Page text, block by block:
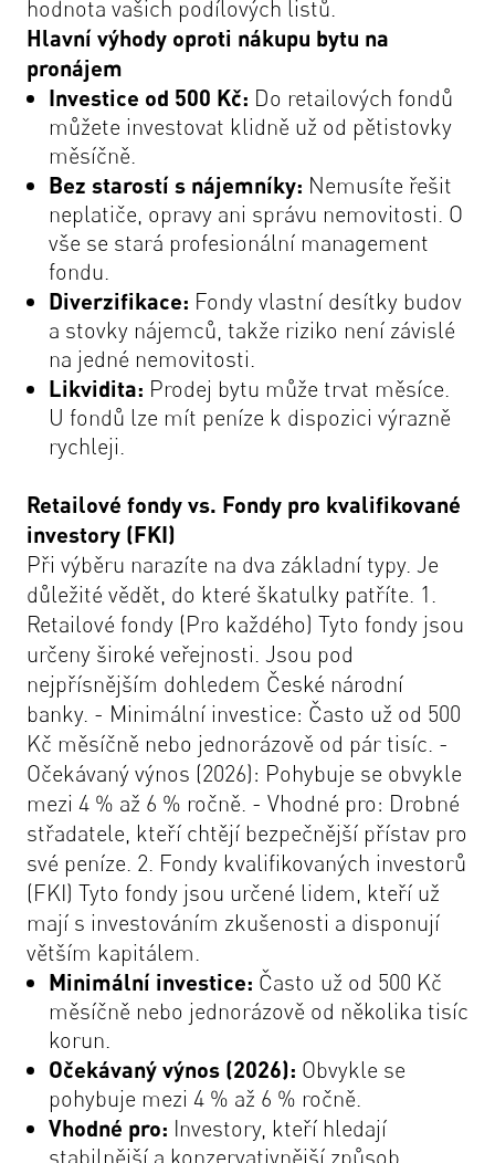
hodnota vašich podílových listů.
Hlavní výhody oproti nákupu bytu na
pronájem
Investice od 500 Kč: Do retailových fondů
můžete investovat klidně už od pětistovky
měsíčně.
Bez starostí s nájemníky: Nemusíte řešit
neplatiče, opravy ani správu nemovitosti. O
vše se stará profesionální management
fondu.
Diverzifikace: Fondy vlastní desítky budov
a stovky nájemců, takže riziko není závislé
na jedné nemovitosti.
Likvidita: Prodej bytu může trvat měsíce.
U fondů lze mít peníze k dispozici výrazně
rychleji.
Retailové fondy vs. Fondy pro kvalifikované
investory (FKI)
Při výběru narazíte na dva základní typy. Je
důležité vědět, do které škatulky patříte. 1.
Retailové fondy (Pro každého) Tyto fondy jsou
určeny široké veřejnosti. Jsou pod
nejpřísnějším dohledem České národní
banky. - Minimální investice: Často už od 500
Kč měsíčně nebo jednorázově od pár tisíc. -
Očekávaný výnos (2026): Pohybuje se obvykle
mezi 4 % až 6 % ročně. - Vhodné pro: Drobné
střadatele, kteří chtějí bezpečnější přístav pro
své peníze. 2. Fondy kvalifikovaných investorů
(FKI) Tyto fondy jsou určené lidem, kteří už
mají s investováním zkušenosti a disponují
větším kapitálem.
Minimální investice: Často už od 500 Kč
měsíčně nebo jednorázově od několika tisíc
korun.
Očekávaný výnos (2026): Obvykle se
pohybuje mezi 4 % až 6 % ročně.
Vhodné pro: Investory, kteří hledají
stabilnější a konzervativnější způsob